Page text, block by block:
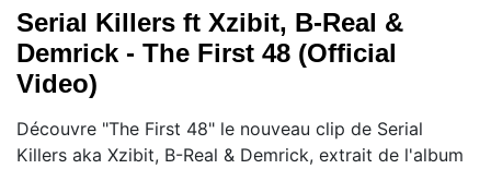
Serial Killers ft Xzibit, B-Real &
Demrick - The First 48 (Official
Video)
Découvre "The First 48" le nouveau clip de Serial
Killers aka Xzibit, B-Real & Demrick, extrait de l'album